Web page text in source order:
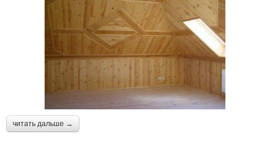
читать дальше →